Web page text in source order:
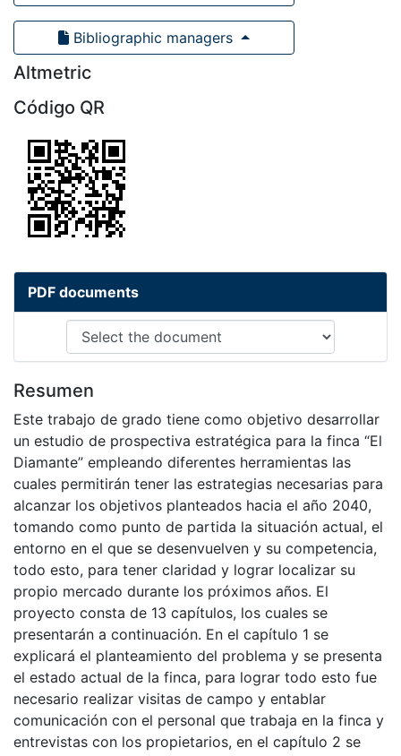
Bibliographic managers
Altmetric
Código QR
PDF documents
Resumen
Este trabajo de grado tiene como objetivo desarrollar
un estudio de prospectiva estratégica para la finca “El
Diamante” empleando diferentes herramientas las
cuales permitirán tener las estrategias necesarias para
alcanzar los objetivos planteados hacia el año 2040,
tomando como punto de partida la situación actual, el
entorno en el que se desenvuelven y su competencia,
todo esto, para tener claridad y lograr localizar su
propio mercado durante los próximos años. El
proyecto consta de 13 capítulos, los cuales se
presentarán a continuación. En el capítulo 1 se
explicará el planteamiento del problema y se presenta
el estado actual de la finca, para lograr todo esto fue
necesario realizar visitas de campo y entablar
comunicación con el personal que trabaja en la finca y
entrevistas con los propietarios, en el capítulo 2 se